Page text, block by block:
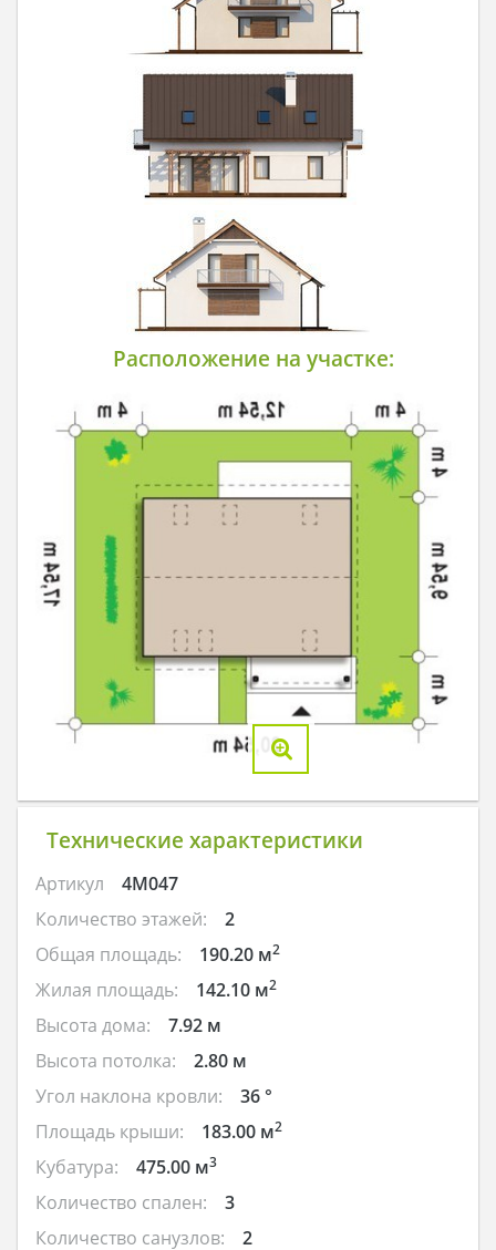
Расположение на участке:
Технические характеристики
Артикул
4M047
Количество этажей:
2
Общая площадь:
190.20 м2
Жилая площадь: 142.10 м2
Высота дома:
7.92 м
Высота потолка:
2.80 м
Угол наклона кровли:
36 °
Площадь крыши:
183.00 м2
Кубатура: 475.00 м3
Количество спален:
3
Количество санузлов:
2